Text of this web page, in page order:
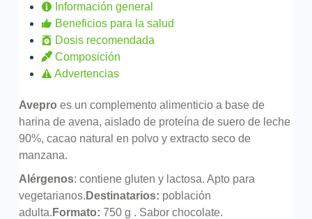
Información general
Beneficios para la salud
Dosis recomendada
Composición
Advertencias
Avepro es un complemento alimenticio a base de
harina de avena, aislado de proteína de suero de leche
90%, cacao natural en polvo y extracto seco de
manzana.
Alérgenos: contiene gluten y lactosa. Apto para
vegetarianos. Destinatarios: población
adulta. Formato: 750 g . Sabor chocolate.